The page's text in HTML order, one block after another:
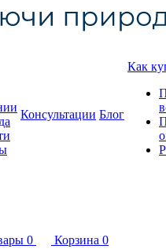
Консультации Блог
Как
0 Корзина 0